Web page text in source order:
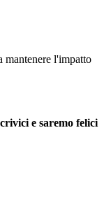
mantenere l'impatto
e saremo felici